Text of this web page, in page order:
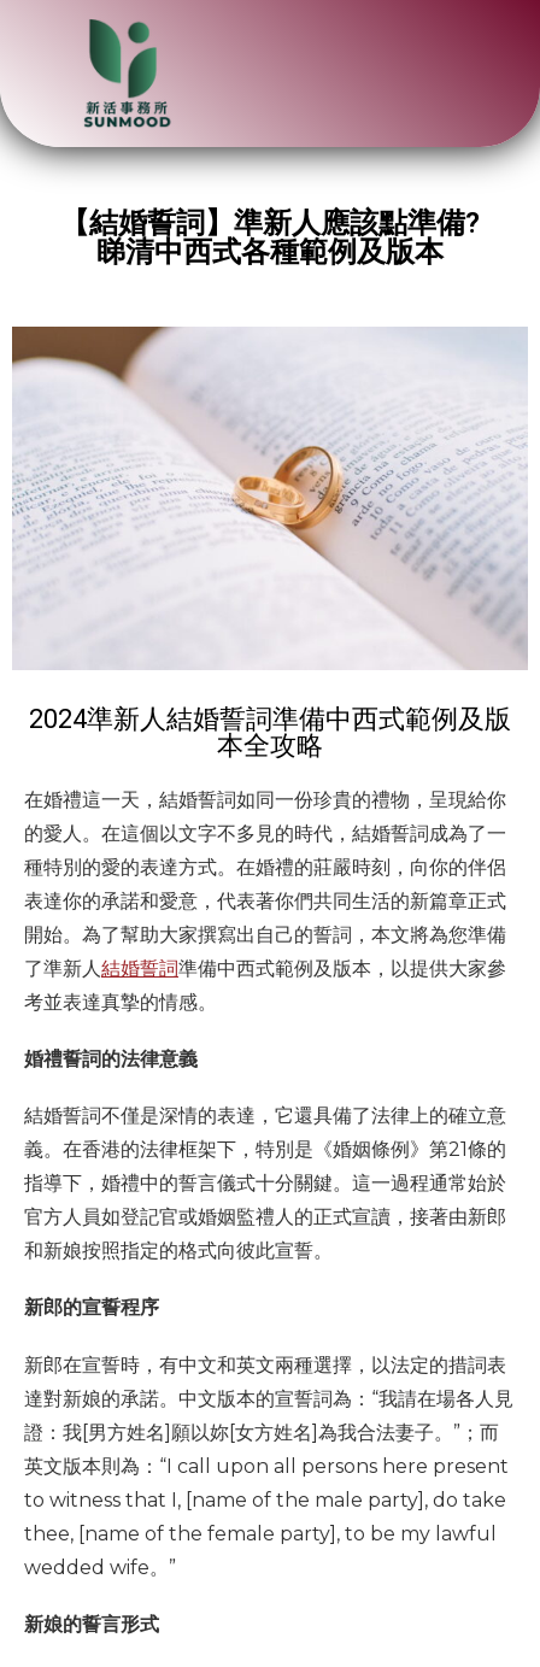
【結婚誓詞】準新人應該點準備?
睇清中西式各種範例及版本
2024準新人結婚誓詞準備中西式範例及版
本全攻略
在婚禮這一天，結婚誓詞如同一份珍貴的禮物，呈現給你
的愛人。在這個以文字不多見的時代，結婚誓詞成為了一
種特別的愛的表達方式。在婚禮的莊嚴時刻，向你的伴侶
表達你的承諾和愛意，代表著你們共同生活的新篇章正式
開始。為了幫助大家撰寫出自己的誓詞，本文將為您準備
了準新人結婚誓詞準備中西式範例及版本， 以提供大家參
考並表達真摯的情感。
婚禮誓詞的法律意義
結婚誓詞不僅是深情的表達，它還具備了法律上的確立意
義。在香港的法律框架下，特別是《婚姻條例》第21條的
指導下，婚禮中的誓言儀式十分關鍵。這一過程通常始於
官方人員如登記官或婚姻監禮人的正式宣讀，接著由新郎
和新娘按照指定的格式向彼此宣誓。
新郎的宣誓程序
新郎在宣誓時，有中文和英文兩種選擇，以法定的措詞表
達對新娘的承諾。中文版本的宣誓詞為：“我請在場各人見
證：我[男方姓名]願以妳[女方姓名]為我合法妻子。”；而
英文版本則為：“I call upon all persons here present
to witness that I, [name of the male party], do take
thee, [name of the female party], to be my lawful
wedded wife。”
新娘的誓言形式